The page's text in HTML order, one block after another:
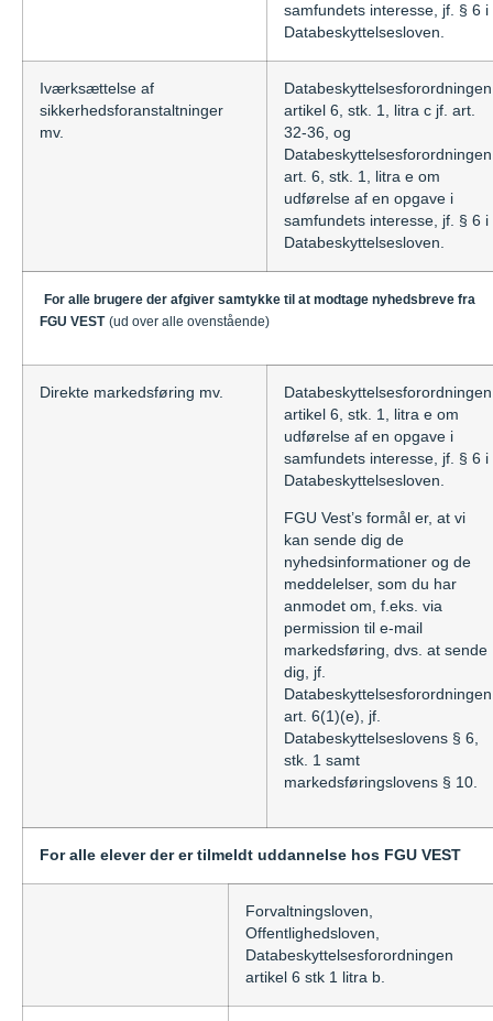
samfundets interesse, jf. § 6 i
Databeskyttelsesloven.
Iværksættelse af
sikkerhedsforanstaltninger
mv.
Databeskyttelsesforordningen
artikel 6, stk. 1, litra c jf. art.
32-36, og
Databeskyttelsesforordningen
art. 6, stk. 1, litra e om
udførelse af en opgave i
samfundets interesse, jf. § 6 i
Databeskyttelsesloven.
For alle brugere der afgiver samtykke til at modtage nyhedsbreve fra
FGU VEST (ud over alle ovenstående)
Direkte markedsføring mv.
Databeskyttelsesforordningen
artikel 6, stk. 1, litra e om
udførelse af en opgave i
samfundets interesse, jf. § 6 i
Databeskyttelsesloven.
FGU Vest’s formål er, at vi
kan sende dig de
nyhedsinformationer og de
meddelelser, som du har
anmodet om, f.eks. via
permission til e-mail
markedsføring, dvs. at sende
dig, jf.
Databeskyttelsesforordningen
art. 6(1)(e), jf.
Databeskyttelseslovens § 6,
stk. 1 samt
markedsføringslovens § 10.
For alle elever der er tilmeldt uddannelse hos FGU VEST
Forvaltningsloven,
Offentlighedsloven,
Databeskyttelsesforordningen
artikel 6 stk 1 litra b.